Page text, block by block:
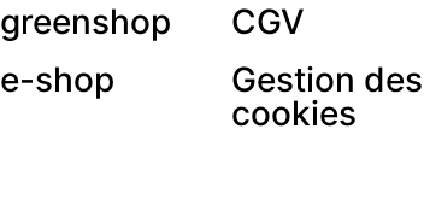
greenshop
e-shop
CGV
Gestion des
cookies